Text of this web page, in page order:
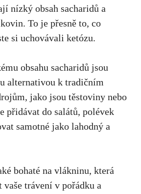
nízký obsah sacharidů a
To je přesně to,⁢ co
si uchovávali ketózu.
obsahu sacharidů jsou
alternativou k tradičním
jako jsou těstoviny ⁢nebo
přidávat do salátů, polévek
samotné jako lahodný a
bohaté ​na vlákninu, která
vaše ‌trávení v pořádku a